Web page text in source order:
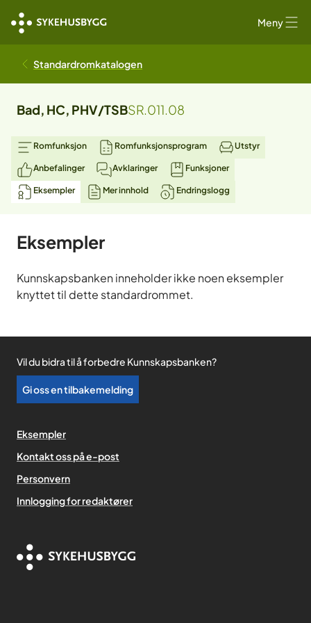
Meny
Standardromkatalogen
Bad, HC, PHV/TSBSR.011.08
Romfunksjon Romfunksjonsprogram Utstyr
Anbefalinger Avklaringer Funksjoner
Eksempler Mer innhold Endringslogg
Eksempler
Kunnskapsbanken inneholder ikke noen eksempler
knyttet til dette standardrommet.
Vil du bidra til å forbedre Kunnskapsbanken?
Gi oss en tilbakemelding
Eksempler
Kontakt oss på e-post
Personvern
Innlogging for redaktører